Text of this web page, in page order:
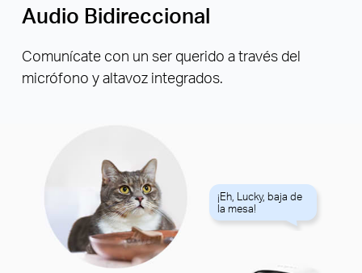
Audio Bidireccional
Comunícate con un ser querido a través del
micrófono y altavoz integrados.
¡Eh, Lucky, baja de
la mesa!